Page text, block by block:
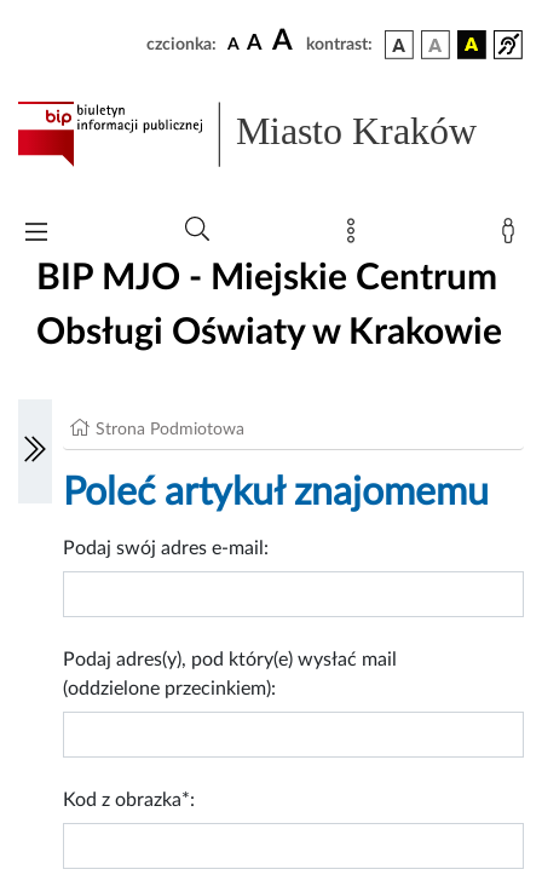
czcionka: A A A kontrast:
Miasto Kraków
BIP MJO - Miejskie Centrum
Obsługi Oświaty w Krakowie
Strona Podmiotowa
Poleć artykuł znajomemu
Podaj swój adres e-mail:
Podaj adres(y), pod który(e) wysłać mail
(oddzielone przecinkiem):
Kod z obrazka*: